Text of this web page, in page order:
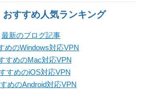
おすすめ人気ランキング
最新のブログ記事
めのWindows対応VPN
すめのMac対応VPN
すめのiOS対応VPN
めのAndroid対応VPN